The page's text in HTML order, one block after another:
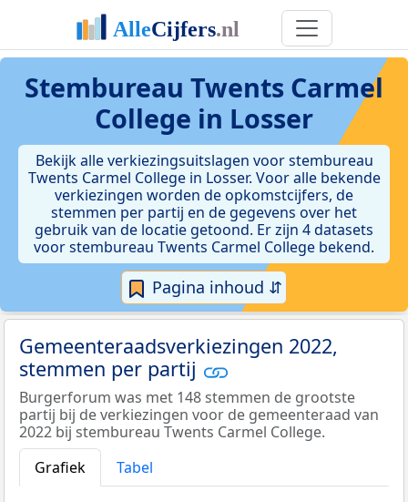
Stembureau Twents Carmel
College in Losser
Bekijk alle verkiezingsuitslagen voor stembureau
Twents Carmel College in Losser. Voor alle bekende
verkiezingen worden de opkomstcijfers, de
stemmen per partij en de gegevens over het
gebruik van de locatie getoond. Er zijn 4 datasets
voor stembureau Twents Carmel College bekend.
Pagina inhoud ⇵
Gemeenteraadsverkiezingen 2022,
stemmen per partij
Burgerforum was met 148 stemmen de grootste
partij bij de verkiezingen voor de gemeenteraad van
2022 bij stembureau Twents Carmel College.
Grafiek
Tabel